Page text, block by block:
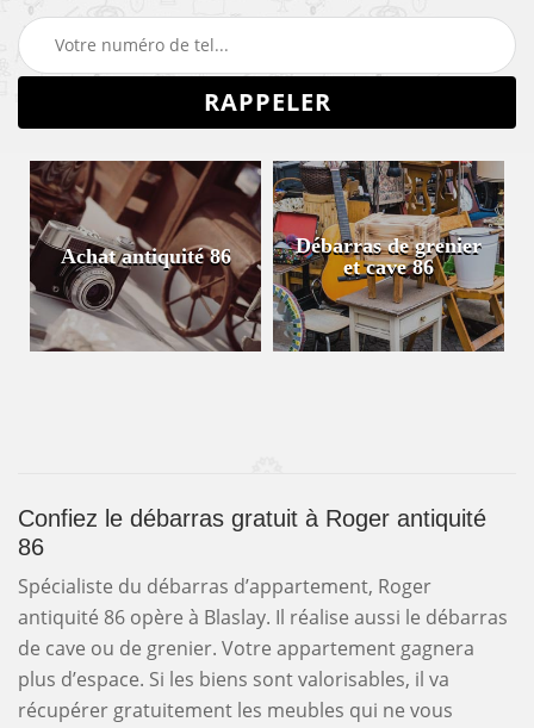
Achat antiquité 86
Débarras de grenier
et cave 86
Confiez le débarras gratuit à Roger antiquité
86
Spécialiste du débarras d’appartement, Roger
antiquité 86 opère à Blaslay. Il réalise aussi le débarras
de cave ou de grenier. Votre appartement gagnera
plus d’espace. Si les biens sont valorisables, il va
récupérer gratuitement les meubles qui ne vous